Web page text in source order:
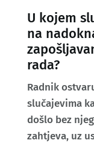
U kojem
na
rada?
Radnik
slučajevima
došlo bez
zahtjeva, uz